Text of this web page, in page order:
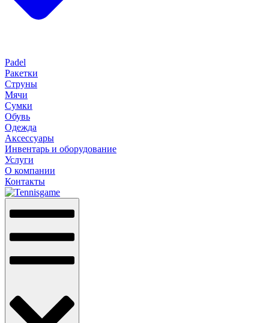
Padel
Ракетки
Струны
Мячи
Сумки
Обувь
Одежда
Аксессуары
Инвентарь и оборудование
Услуги
О компании
Контакты